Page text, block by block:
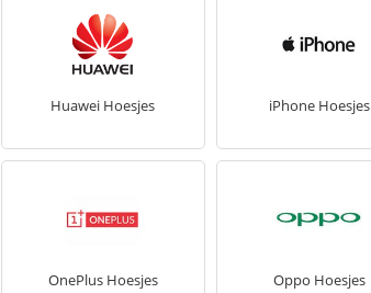
Huawei Hoesjes iPhone Hoesjes
OnePlus Hoesjes Oppo Hoesjes